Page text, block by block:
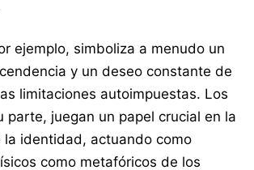
ejemplo, simboliza a menudo un
y un deseo constante de
limitaciones autoimpuestas. Los
parte, juegan un papel crucial en la
la identidad, actuando como
como metafóricos de los